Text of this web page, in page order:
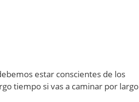
estar conscientes de los
tiempo si vas a caminar por largo